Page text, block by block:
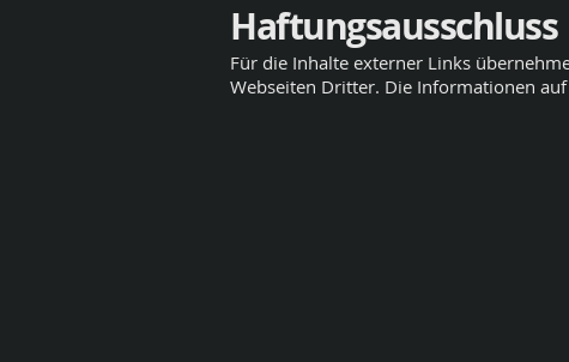
Haftungsausschluss
Für die Inhalte externer Links
Webseiten Dritter. Die Informationen